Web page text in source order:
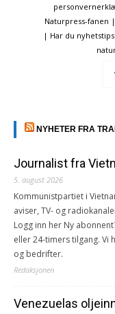
Naturpress-fanen
| Har du
NYHETER FRA
Journalist fra
5. august 2026
Kommunistpartiet i
aviser, TV- og
Logg inn her Ny
eller 24-timers tilgang.
og bedrifter.
Redaksjonen
Venezuelas